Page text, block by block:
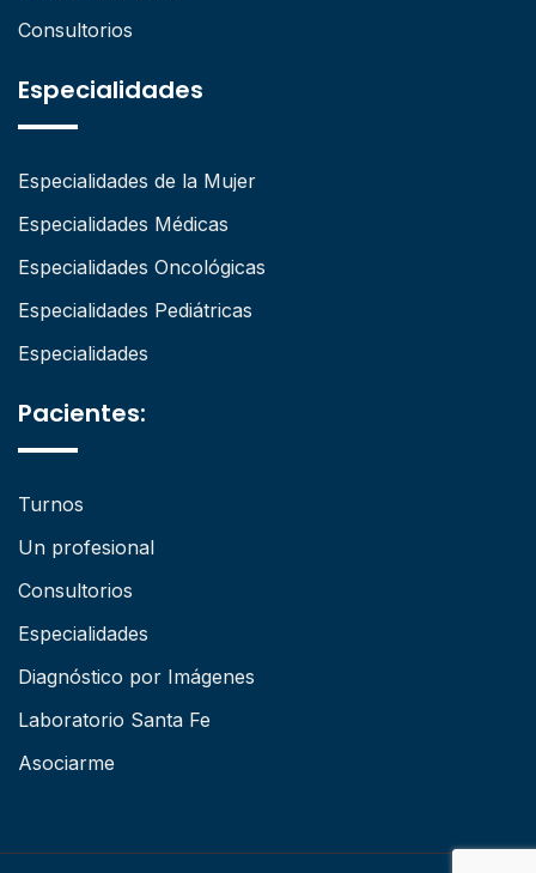
Consultorios
Especialidades
Especialidades de la Mujer
Especialidades Médicas
Especialidades Oncológicas
Especialidades Pediátricas
Especialidades
Pacientes:
Turnos
Un profesional
Consultorios
Especialidades
Diagnóstico por Imágenes
Laboratorio Santa Fe
Asociarme